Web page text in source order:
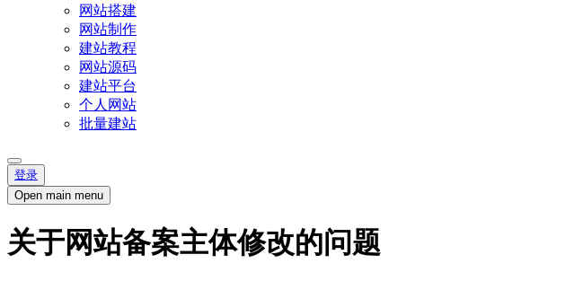
网站搭建
网站制作
建站教程
网站源码
建站平台
个人网站
批量建站
登录
Open main menu
关于网站备案主体修改的问题